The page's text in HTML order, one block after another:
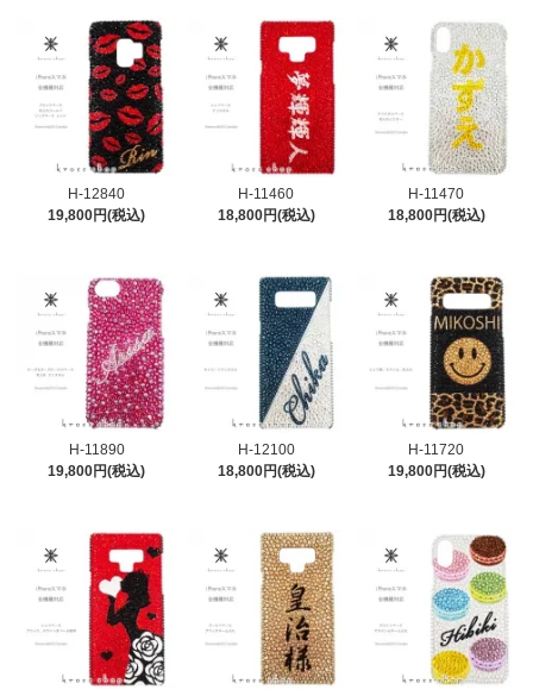
H-12840
19,800円(税込)
H-11460
18,800円(税込)
H-11470
18,800円(税込)
H-11890
19,800円(税込)
H-12100
18,800円(税込)
H-11720
19,800円(税込)